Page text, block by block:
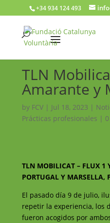
+34 934 124 493
TLN
Amarante y
by FCV| Jul 18, 2023 |
Prácticas profesionales |
TLN MOBILICAT – FLUX 1
PORTUGAL Y MARSELLA,
El pasado día 9 de julio,
repetir la experiencia, los
fueron acogidos por